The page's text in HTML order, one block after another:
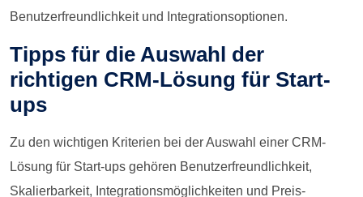
Benutzerfreundlichkeit und Integrationsoptionen.
Tipps für die Auswahl der
richtigen CRM-Lösung für Start-
ups
Zu den wichtigen Kriterien bei der Auswahl einer CRM-
Lösung für Start-ups gehören Benutzerfreundlichkeit,
Skalierbarkeit, Integrationsmöglichkeiten und Preis-